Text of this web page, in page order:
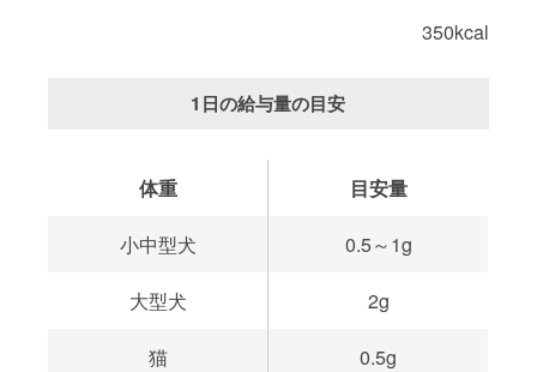
350kcal
1日の給与量の目安
体重 目安量
小中型犬 0.5～1g
大型犬 2g
猫 0.5g